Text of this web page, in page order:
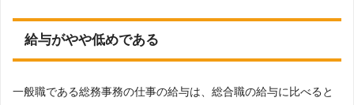
給与がやや低めである
一般職である総務事務の仕事の給与は、総合職の給与に比べると